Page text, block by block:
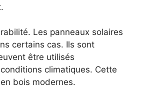
Les panneaux solaires
certains cas. Ils sont
être utilisés
climatiques. Cette
​bois modernes.